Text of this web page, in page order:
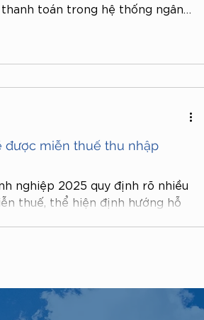
toán trong hệ thống ngân
được miễn thuế thu nhập
nghiệp 2025 quy định rõ nhiều
thuế, thể hiện định hướng hỗ
ưu nghĩa vụ thuế, đồng thời tái